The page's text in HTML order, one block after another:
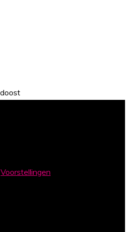
Voorstellingen